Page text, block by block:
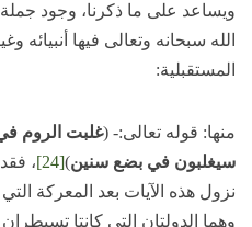
ويساعد على ما ذكرنا، وجود جملة
الله سبحانه وتعالى فيها أنبيائه
المستقبلية:
منها: قوله تعالى:- (غلبت الروم
سيغلبون في بضع سنين)
[24]
،
نزول هذه الآيات بعد المعركة
وهما الدولتان التي كانتا تسيطران